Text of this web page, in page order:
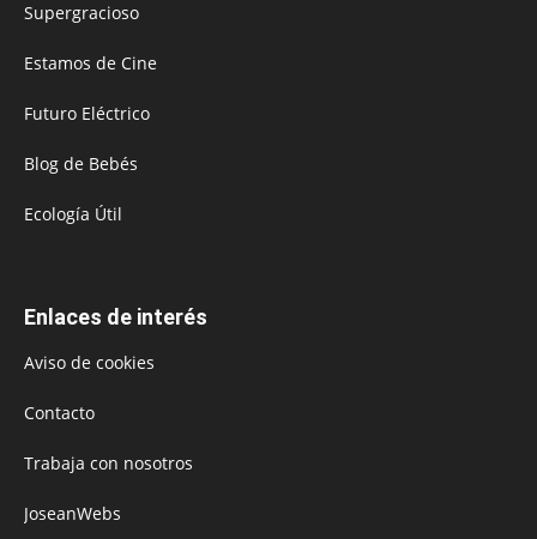
Supergracioso
Estamos de Cine
Futuro Eléctrico
Blog de Bebés
Ecología Útil
Enlaces de interés
Aviso de cookies
Contacto
Trabaja con nosotros
JoseanWebs